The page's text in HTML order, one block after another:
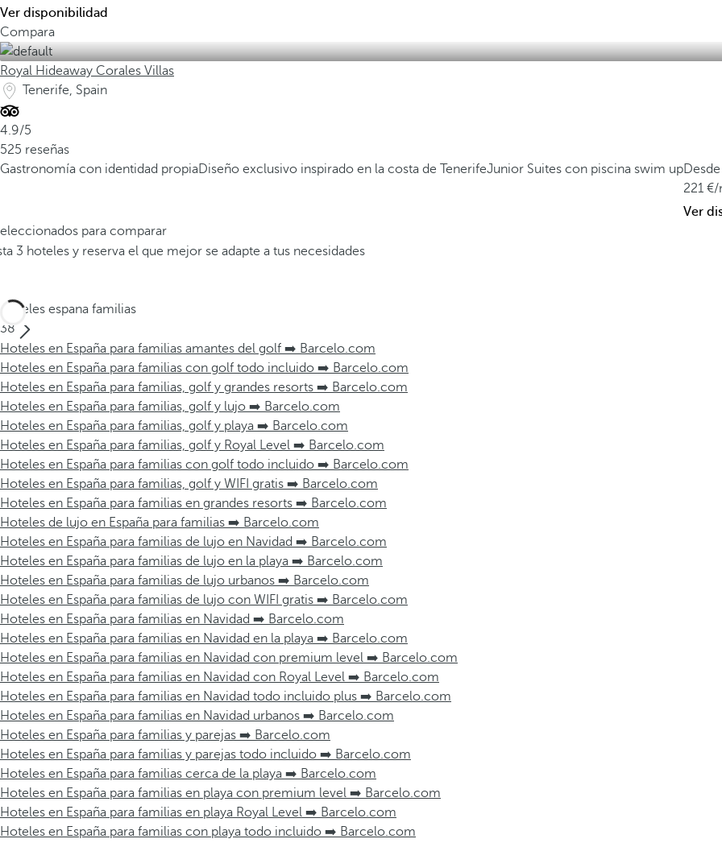
Ver disponibilidad
Compara
Royal Hideaway Corales Villas
Tenerife, Spain
4.9/5
525 reseñas
Gastronomía con identidad propiaDiseño exclusivo inspirado en la costa de TenerifeJunior Suites con piscina swim upDesde
221
/
Ver
para comparar
3 hoteles y reserva el que mejor se adapte a tus necesidades
Hoteles espana familias
38
Hoteles en España para familias amantes del golf ➡️ Barcelo.com
Hoteles en España para familias con golf todo incluido ➡️ Barcelo.com
Hoteles en España para familias, golf y grandes resorts ➡️ Barcelo.com
Hoteles en España para familias, golf y lujo ➡️ Barcelo.com
Hoteles en España para familias, golf y playa ➡️ Barcelo.com
Hoteles en España para familias, golf y Royal Level ➡️ Barcelo.com
Hoteles en España para familias con golf todo incluido ➡️ Barcelo.com
Hoteles en España para familias, golf y WIFI gratis ➡️ Barcelo.com
Hoteles en España para familias en grandes resorts ➡️ Barcelo.com
Hoteles de lujo en España para familias ➡️ Barcelo.com
Hoteles en España para familias de lujo en Navidad ➡️ Barcelo.com
Hoteles en España para familias de lujo en la playa ➡️ Barcelo.com
Hoteles en España para familias de lujo urbanos ➡️ Barcelo.com
Hoteles en España para familias de lujo con WIFI gratis ➡️ Barcelo.com
Hoteles en España para familias en Navidad ➡️ Barcelo.com
Hoteles en España para familias en Navidad en la playa ➡️ Barcelo.com
Hoteles en España para familias en Navidad con premium level ➡️ Barcelo.com
Hoteles en España para familias en Navidad con Royal Level ➡️ Barcelo.com
Hoteles en España para familias en Navidad todo incluido plus ➡️ Barcelo.com
Hoteles en España para familias en Navidad urbanos ➡️ Barcelo.com
Hoteles en España para familias y parejas ➡️ Barcelo.com
Hoteles en España para familias y parejas todo incluido ➡️ Barcelo.com
Hoteles en España para familias cerca de la playa ➡️ Barcelo.com
Hoteles en España para familias en playa con premium level ➡️ Barcelo.com
Hoteles en España para familias en playa Royal Level ➡️ Barcelo.com
Hoteles en España para familias con playa todo incluido ➡️ Barcelo.com